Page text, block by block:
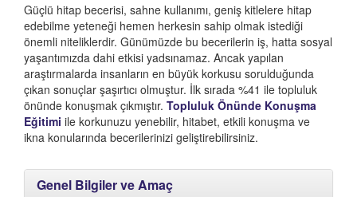
Güçlü hitap becerisi, sahne kullanımı, geniş kitlelere hitap
edebilme yeteneği hemen herkesin sahip olmak istediği
önemli niteliklerdir. Günümüzde bu becerilerin iş, hatta sosyal
yaşantımızda dahi etkisi yadsınamaz. Ancak yapılan
araştırmalarda insanların en büyük korkusu sorulduğunda
çıkan sonuçlar şaşırtıcı olmuştur. İlk sırada %41 ile topluluk
önünde konuşmak çıkmıştır. Topluluk Önünde Konuşma
Eğitimi ile korkunuzu yenebilir, hitabet, etkili konuşma ve
ikna konularında becerilerinizi geliştirebilirsiniz.
Genel Bilgiler ve Amaç